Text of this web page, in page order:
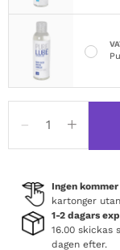
XXL
&
Cream
mängd
Ingen
kartonger
1-2 dagars
16.00 skickas
dagen efter.